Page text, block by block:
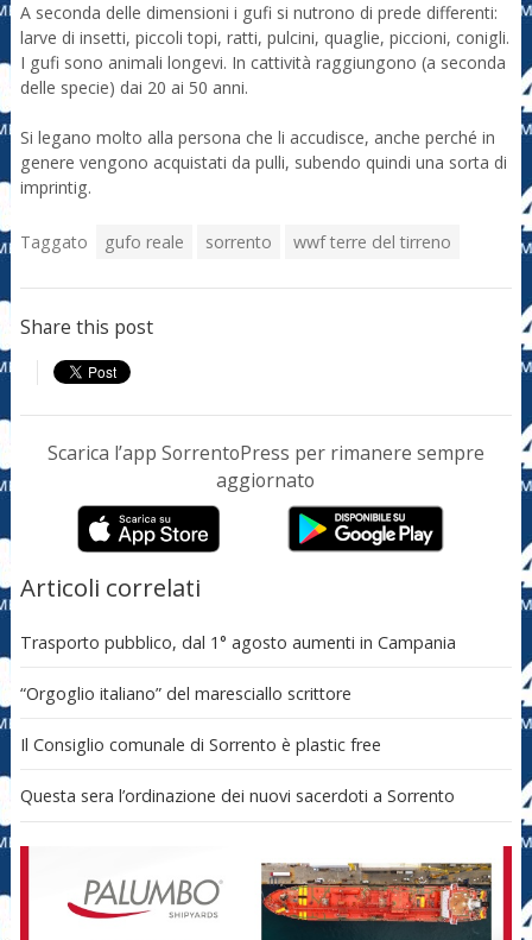
A seconda delle dimensioni i gufi si nutrono di prede differenti:
larve di insetti, piccoli topi, ratti, pulcini, quaglie, piccioni, conigli.
I gufi sono animali longevi. In cattività raggiungono (a seconda
delle specie) dai 20 ai 50 anni.
Si legano molto alla persona che li accudisce, anche perché in
genere vengono acquistati da pulli, subendo quindi una sorta di
imprintig.
Taggato gufo reale sorrento wwf terre del tirreno
Share this post
Scarica l’app SorrentoPress per rimanere sempre
aggiornato
Articoli correlati
Trasporto pubblico, dal 1° agosto aumenti in Campania
“Orgoglio italiano” del maresciallo scrittore
Il Consiglio comunale di Sorrento è plastic free
Questa sera l’ordinazione dei nuovi sacerdoti a Sorrento